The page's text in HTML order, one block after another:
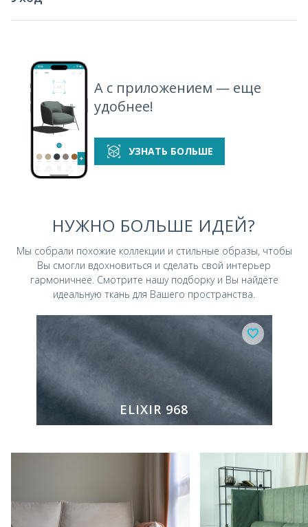
А с приложением — еще
удобнее!
УЗНАТЬ БОЛЬШЕ
НУЖНО БОЛЬШЕ ИДЕЙ?
Мы собрали похожие коллекции и стильные образы, чтобы
Вы смогли вдохновиться и сделать свой интерьер
гармоничнее. Смотрите нашу подборку и Вы найдёте
идеальную ткань для Вашего пространства.
ELIXIR 968